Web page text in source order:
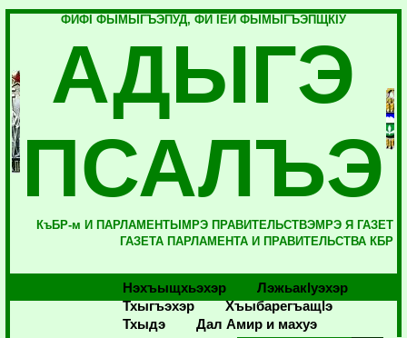
ФИФI ФЫМЫГЪЭПУД, ФИ IЕЙ ФЫМЫГЪЭПЩКIУ
АДЫГЭ
ПСАЛЪЭ
КъБР-м И ПАРЛАМЕНТЫМРЭ ПРАВИТЕЛЬСТВЭМРЭ Я ГАЗЕТ
ГАЗЕТА ПАРЛАМЕНТА И ПРАВИТЕЛЬСТВА КБР
Нэхъыщхьэхэр
Лэжьакlуэхэр
Тхыгъэхэр
Хъыбарегъащlэ
Тхыдэ
Дал Амир и махуэ